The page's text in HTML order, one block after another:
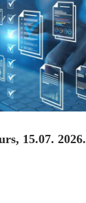
15.07. 2026.